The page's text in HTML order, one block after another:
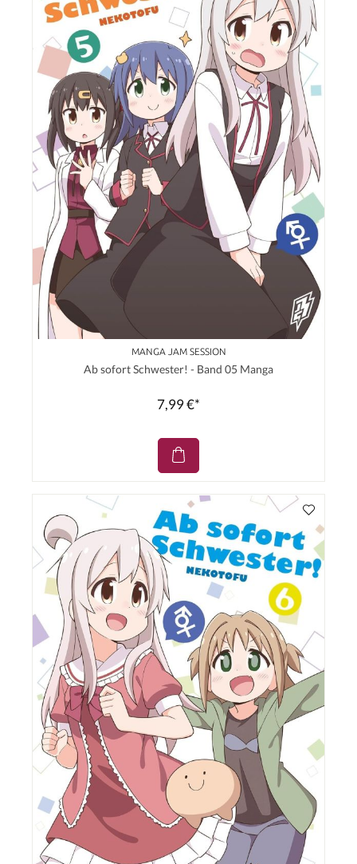
MANGA JAM SESSION
Ab sofort Schwester! - Band 05 Manga
7,99 €*